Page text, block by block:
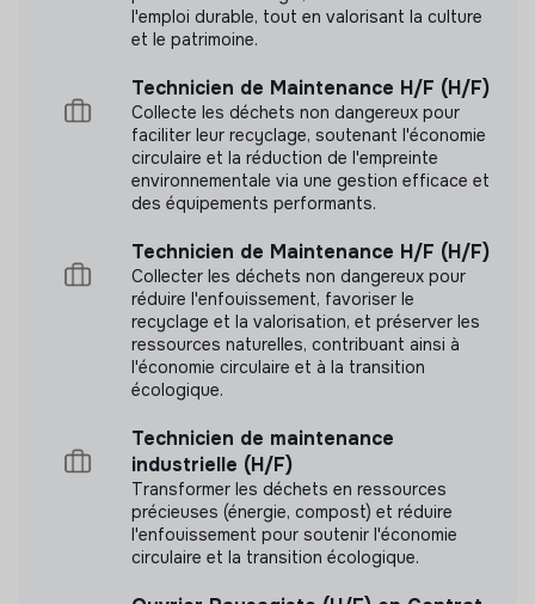
l'emploi durable, tout en valorisant la culture
et le patrimoine.
Technicien de Maintenance H/F (H/F)
Collecte les déchets non dangereux pour
faciliter leur recyclage, soutenant l'économie
circulaire et la réduction de l'empreinte
environnementale via une gestion efficace et
des équipements performants.
Technicien de Maintenance H/F (H/F)
Collecter les déchets non dangereux pour
réduire l'enfouissement, favoriser le
recyclage et la valorisation, et préserver les
ressources naturelles, contribuant ainsi à
l'économie circulaire et à la transition
écologique.
Technicien de maintenance
industrielle (H/F)
Transformer les déchets en ressources
précieuses (énergie, compost) et réduire
l'enfouissement pour soutenir l'économie
circulaire et la transition écologique.